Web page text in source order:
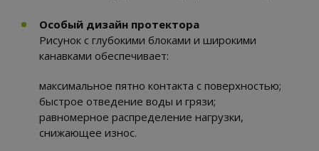
Особый дизайн протектора
Рисунок с глубокими блоками и широкими
канавками обеспечивает:
максимальное пятно контакта с поверхностью;
быстрое отведение воды и грязи;
равномерное распределение нагрузки,
снижающее износ.